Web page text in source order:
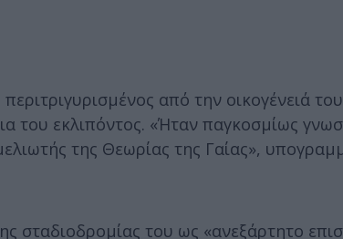
από την οικογένειά
του εκλιπόντος. «Ήταν παγκοσμίως
της Θεωρίας της Γαίας»,
σταδιοδρομίας του ως «ανεξάρτητο